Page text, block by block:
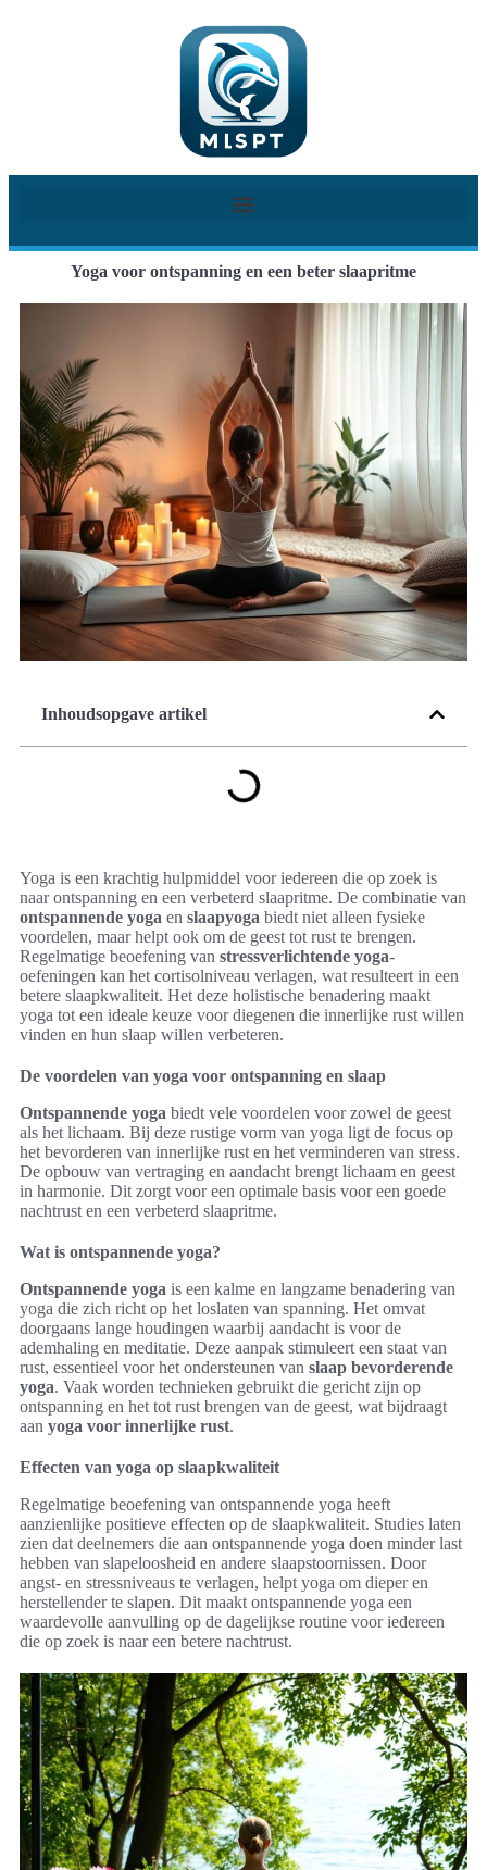
Yoga voor ontspanning en een beter slaapritme
Inhoudsopgave artikel
Yoga is een krachtig hulpmiddel voor iedereen die op zoek is
naar ontspanning en een verbeterd slaapritme. De combinatie van
ontspannende yoga en slaapyoga biedt niet alleen fysieke
voordelen, maar helpt ook om de geest tot rust te brengen.
Regelmatige beoefening van stressverlichtende yoga-
oefeningen kan het cortisolniveau verlagen, wat resulteert in een
betere slaapkwaliteit. Het deze holistische benadering maakt
yoga tot een ideale keuze voor diegenen die innerlijke rust willen
vinden en hun slaap willen verbeteren.
De voordelen van yoga voor ontspanning en slaap
Ontspannende yoga biedt vele voordelen voor zowel de geest
als het lichaam. Bij deze rustige vorm van yoga ligt de focus op
het bevorderen van innerlijke rust en het verminderen van stress.
De opbouw van vertraging en aandacht brengt lichaam en geest
in harmonie. Dit zorgt voor een optimale basis voor een goede
nachtrust en een verbeterd slaapritme.
Wat is ontspannende yoga?
Ontspannende yoga is een kalme en langzame benadering van
yoga die zich richt op het loslaten van spanning. Het omvat
doorgaans lange houdingen waarbij aandacht is voor de
ademhaling en meditatie. Deze aanpak stimuleert een staat van
rust, essentieel voor het ondersteunen van slaap bevorderende
yoga. Vaak worden technieken gebruikt die gericht zijn op
ontspanning en het tot rust brengen van de geest, wat bijdraagt
aan yoga voor innerlijke rust.
Effecten van yoga op slaapkwaliteit
Regelmatige beoefening van ontspannende yoga heeft
aanzienlijke positieve effecten op de slaapkwaliteit. Studies laten
zien dat deelnemers die aan ontspannende yoga doen minder last
hebben van slapeloosheid en andere slaapstoornissen. Door
angst- en stressniveaus te verlagen, helpt yoga om dieper en
herstellender te slapen. Dit maakt ontspannende yoga een
waardevolle aanvulling op de dagelijkse routine voor iedereen
die op zoek is naar een betere nachtrust.